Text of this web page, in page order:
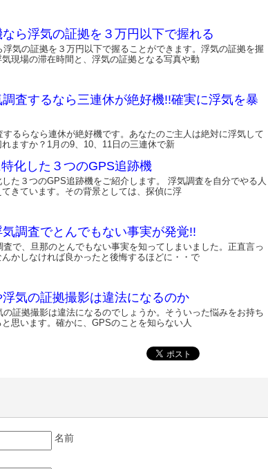
ら浮気の証拠を３万円以下で握れる
浮気の証拠を３万円以下で握ることができます。浮気の証拠を握
現場の滞在時間と、浮気の証拠となる写真や動
査するなら三連休が絶好機!!確実に浮気を暴
するらなら連休が絶好機です。あなたのご主人は絶対に浮気して
ますか？1月の9、10、11日の三連休で新
化した３つのGPS追跡機
た３つのGPS追跡機をご紹介します。 浮気調査を自分でやる人
きています。その背景としては、探偵に浮
調査でとんでもない事実が発覚!!
で、旦那のとんでもない事実を知ってしまいました。正直言っ
かしなければ良かったと後悔するほどに・・で
気の証拠撮影は違法になるのか
の証拠撮影は違法になるのでしょうか。そういった悩みをお持ち
思います。確かに、GPSのことを知らない人
名前